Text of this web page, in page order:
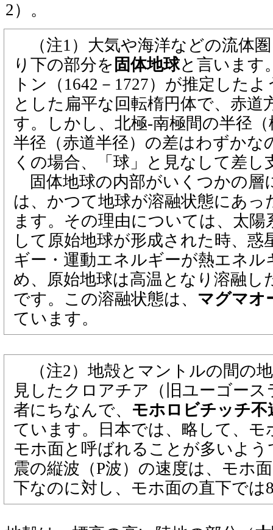
2）。
（注1）大気や海洋などの流体
り下の部分を 固体地球と言います
トン（1642－1727）が推定した
とした扁平な回転楕円体で、赤道
す。しかし、北極-南極間の半径
半径（赤道半径）の差はわずかな
くの場合、「球」と見なして差
固体地球の内部がいくつかの層
は、かつて地球が溶融状態にあ
ます。その理由については、太陽
して原始地球が形成された時、惑
ギー・運動エネルギーが熱エネル
め、原始地球は高温となり溶融し
です。この溶融状態は、 マグマオ
ています。
（注2）地殻とマントルの間の
見したクロアチア（旧ユーゴー
者にちなんで、 モホロビチッチ不
ています。日本では、略して、モ
モホ面と呼ばれることが多いよ
震の縦波（P波）の速度は、モホ
下なのに対し、モホ面の直下では